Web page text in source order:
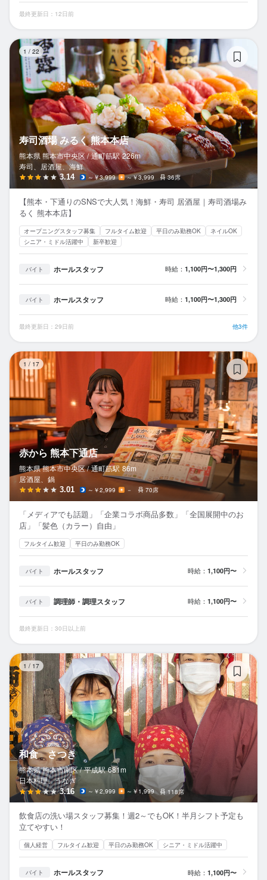
最終更新日：12日前
1 / 22
寿司酒場 みるく 熊本本店
熊本県 熊本市中央区 / 通町筋駅 226m
寿司、居酒屋、海鮮
3.14 ～￥3,999 ～￥3,999 36席
【熊本・下通りのSNSで大人気！海鮮・寿司 居酒屋｜寿司酒場み
るく 熊本本店】
オープニングスタッフ募集 フルタイム歓迎 平日のみ勤務OK
ネイルOK
シニア・ミドル活躍中
新卒歓迎
バイト ホールスタッフ 時給： 1,100円〜1,300円
バイト ホールスタッフ 時給： 1,100円〜1,300円
最終更新日：29日前 他3件
1 / 17
赤から 熊本下通店
熊本県 熊本市中央区 / 通町筋駅 86m
居酒屋、鍋
3.01 ～￥2,999 － 70席
「メディアでも話題」「企業コラボ商品多数」「全国展開中のお
店」「髪色（カラー）自由」
フルタイム歓迎 平日のみ勤務OK
バイト ホールスタッフ 時給： 1,100円〜
バイト 調理師・調理スタッフ 時給： 1,100円〜
最終更新日：30日以上前
1 / 17
和食 さつき
熊本県 熊本市南区 / 平成駅 681m
日本料理、うなぎ
3.16 ～￥2,999 ～￥1,999 118席
飲食店の洗い場スタッフ募集！週2～でもOK！半月シフト予定も
立てやすい！
個人経営 フルタイム歓迎 平日のみ勤務OK シニア・ミドル活躍中
バイト ホールスタッフ 時給： 1,100円〜